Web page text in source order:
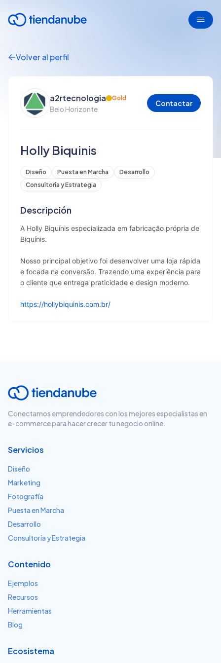
Volver al perfil
a2rtecnologia Gold
Belo Horizonte
Contactar
Holly Biquinis
Diseño Puesta en Marcha
Desarrollo
Consultoría y Estrategia
Descripción
A Holly Biquínis especializada em fabricação própria de
Biquínis.
Nosso principal objetivo foi desenvolver uma loja rápida
e focada na conversão. Trazendo uma experiência para
o cliente que entrega praticidade e design moderno.
https://hollybiquinis.com.br/
Conectamos emprendedores con los mejores especialistas en
e-commerce para hacer crecer tu negocio online.
Servicios
Diseño
Marketing
Fotografía
Puesta en Marcha
Desarrollo
Consultoría y Estrategia
Contenido
Ejemplos
Recursos
Herramientas
Blog
Ecosistema